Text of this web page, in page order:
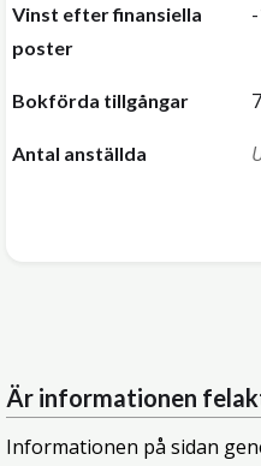
Vinst efter finansiella
poster
Bokförda tillgångar
Antal anställda
Är informationen
Informationen på sidan